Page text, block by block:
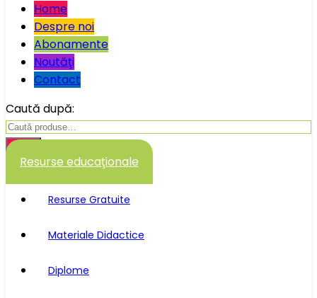
Home
Despre noi
Abonamente
Noutăţi
Contact
Caută după:
Caută
Resurse educaţionale
Resurse Gratuite
Materiale Didactice
Diplome